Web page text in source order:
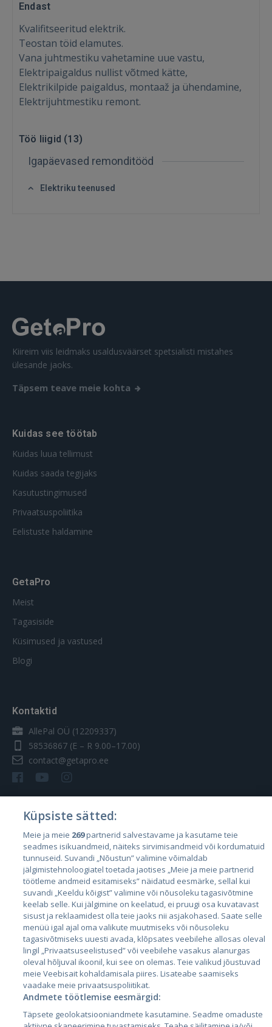
Endast
Kvalifitseeritud elektrik.
Teostan töid elamutes.
Vana juhtmestiku vahetamine uue vastu,
Elektripaigaldus nullist võtmed kätte,
Elektrikilpide paigaldus, montaaž ja ühendamine,
Elektrijuhtmestiku remont.
Töö liigid (13)
Igapäevased remonditööd
Elektriku teenused
Kiireim viis leidmaks usaldusväärset spetsialisti mistahes
ülesande jaoks.
Täpsem teave meie kohta
Kuidas see töötab
Kuidas luua tellimust
Kuidas saada tegijaks
Kasutustingimused
Privaatsuspoliitika
Eelistuste haldamine
GetaPro
Meist
Tagasiside
Küsimused ja vastused
Blogi
Kontaktid
AllePal OÜ (12209337)
58536867 (E – R 9.00–17.00)
contact@getapro.ee
Riigid
Eesti
Läti
Leedu
City24.lv
City24.ee
CVbankas.lt
Kainos.lt
Küpsiste sätted:
Meie ja meie 269partnerid salvestavame ja kasutame teie
seadmes isikuandmeid, näiteks sirvimisandmeid või kordumatuid
tunnuseid. Suvandi „Nõustun” valimine võimaldab
jälgimistehnoloogiatel toetada jaotises „Meie ja meie partnerid
töötleme andmeid esitamiseks” näidatud eesmärke, sellal kui
suvandi „Keeldu kõigist” valimine või nõusoleku tagasivõtmine
keelab selle. Kui jälgimine on keelatud, ei pruugi osa kuvatavast
sisust ja reklaamidest olla teie jaoks nii asjakohased. Saate selle
menüü igal ajal oma valikute muutmiseks või nõusoleku
tagasivõtmiseks uuesti avada, klõpsates veebilehe allosas oleval
lingil „Privaatsuseelistused” või veebilehe vasakus alanurgas
oleval hõljuval ikoonil, kui see on olemas. Teie valikud jõustuvad
meie Veebisait kohaldamisala piires. Lisateabe saamiseks
vaadake meie privaatsuspoliitikat.
Andmete töötlemise eesmärgid:
Täpsete geolokatsiooniandmete kasutamine. Seadme omaduste